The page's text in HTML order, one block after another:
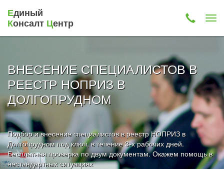
Единый
Консалт Центр
ВНЕСЕНИЕ СПЕЦИАЛИСТОВ В
РЕЕСТР НОПРИЗ В
ДОЛГОПРУДНОМ
Подбор и внесение специалистов в реестр НОПРИЗ в
Долгопрудном под ключ, в течение 3-х рабочих дней.
Бесплатная проверка по двум документам. Окажем помощь в
нестандартных ситуациях